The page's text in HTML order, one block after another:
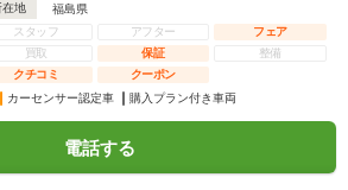
在地
福島県
スタッフ
アフター
フェア
買取
保証
整備
クチコミ
クーポン
カーセンサー認定車 購入プラン付き車両
電話する